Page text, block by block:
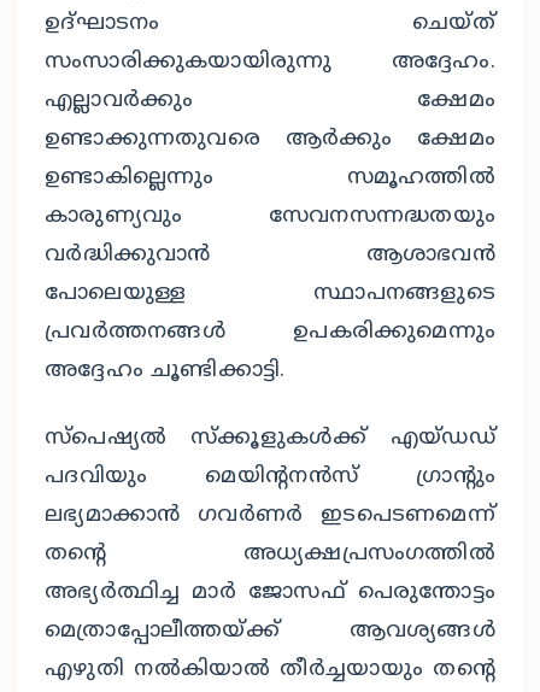
ഉദ്ഘാടനം ചെയ്ത്
സംസാരിക്കുകയായിരുന്നു അദ്ദേഹം.
എല്ലാവർക്കും ക്ഷേമം
ഉണ്ടാക്കുന്നതുവരെ ആർക്കും ക്ഷേമം
ഉണ്ടാകില്ലെന്നും സമൂഹത്തിൽ
കാരുണ്യവും സേവനസന്നദ്ധതയും
വർദ്ധിക്കുവാൻ ആശാഭവൻ
പോലെയുള്ള സ്ഥാപനങ്ങളുടെ
പ്രവർത്തനങ്ങൾ ഉപകരിക്കുമെന്നും
അദ്ദേഹം ചൂണ്ടിക്കാട്ടി.
സ്‌പെഷ്യൽ സ്ക്കൂളുകൾക്ക് എയ്ഡഡ്
പദവിയും മെയിന്റനൻസ് ഗ്രാന്റും
ലഭ്യമാക്കാൻ ഗവർണർ ഇടപെടണമെന്ന്
തന്റെ അധ്യക്ഷപ്രസംഗത്തിൽ
അഭ്യർത്ഥിച്ച മാർ ജോസഫ് പെരുന്തോട്ടം
മെത്രാപ്പോലീത്തയ്ക്ക് ആവശ്യങ്ങൾ
എഴുതി നൽകിയാൽ തീർച്ചയായും തന്റെ